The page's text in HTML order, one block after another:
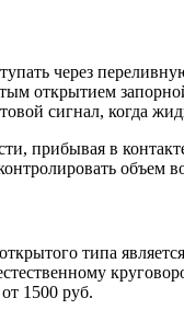
через
открытием
сигнал, когда
прибывая в
объем
типа
1500 руб.